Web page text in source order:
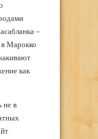
–
Марокко
как
не в